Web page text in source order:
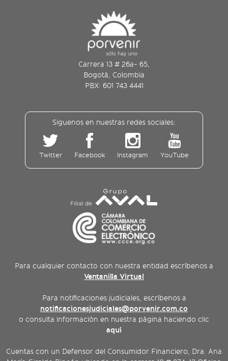
Carrera 13 # 26a- 65,
Bogotá, Colombia
PBX: 601 743 4441
Siguenos en nuestras redes sociales:
Twitter Facebook Instagram YouTube
Para cualquier contacto con nuestra entidad escríbenos a
Ventanilla Virtual
Para notificaciones judiciales, escríbenos a
notificacionesjudiciales@porvenir.com.co
o consulta información en nuestra página haciendo clic
aquí
Cuentas con un Defensor del Consumidor Financiero, Dra. Ana